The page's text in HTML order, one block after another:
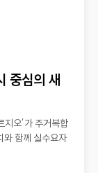
중심의 새
지오’가 주거복합
와 함께 실수요자